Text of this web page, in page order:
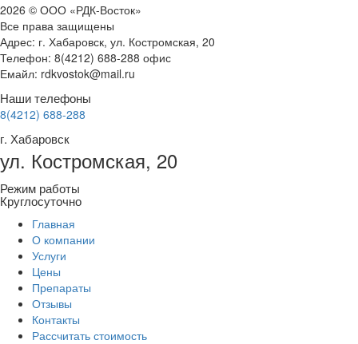
2026 © ООО «РДК-Восток»
Все права защищены
Адрес: г. Хабаровск, ул. Костромская, 20
Телефон: 8(4212) 688-288 офис
Емайл: rdkvostok@mail.ru
Наши телефоны
8(4212) 688-288
г. Хабаровск
ул. Костромская, 20
Режим работы
Круглосуточно
Главная
О компании
Услуги
Цены
Препараты
Отзывы
Контакты
Рассчитать стоимость